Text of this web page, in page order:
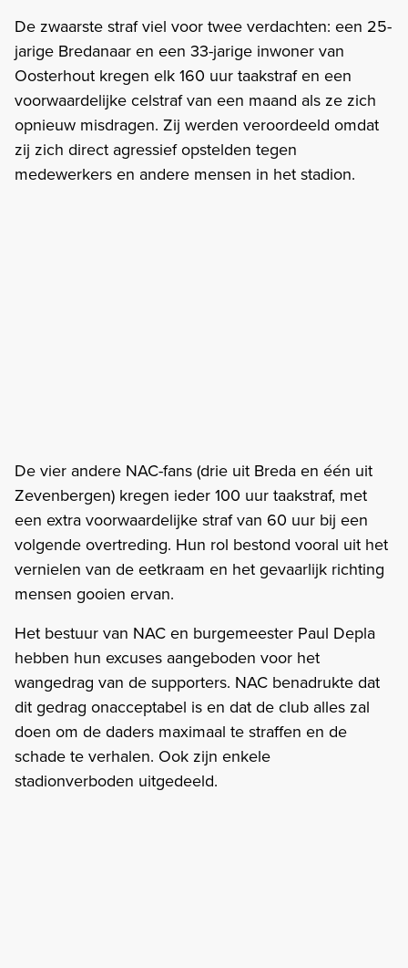
De zwaarste straf viel voor twee verdachten: een 25-
jarige Bredanaar en een 33-jarige inwoner van
Oosterhout kregen elk 160 uur taakstraf en een
voorwaardelijke celstraf van een maand als ze zich
opnieuw misdragen. Zij werden veroordeeld omdat
zij zich direct agressief opstelden tegen
medewerkers en andere mensen in het stadion.
De vier andere NAC-fans (drie uit Breda en één uit
Zevenbergen) kregen ieder 100 uur taakstraf, met
een extra voorwaardelijke straf van 60 uur bij een
volgende overtreding. Hun rol bestond vooral uit het
vernielen van de eetkraam en het gevaarlijk richting
mensen gooien ervan.
Het bestuur van NAC en burgemeester Paul Depla
hebben hun excuses aangeboden voor het
wangedrag van de supporters. NAC benadrukte dat
dit gedrag onacceptabel is en dat de club alles zal
doen om de daders maximaal te straffen en de
schade te verhalen. Ook zijn enkele
stadionverboden uitgedeeld.